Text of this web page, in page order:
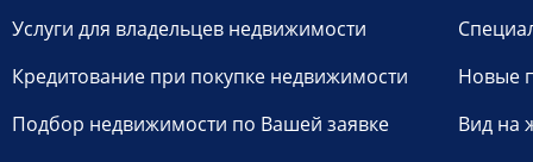
Услуги для владельцев недвижимости
Кредитование при покупке недвижимости
Подбор недвижимости по Вашей заявке
Новые
Вид на